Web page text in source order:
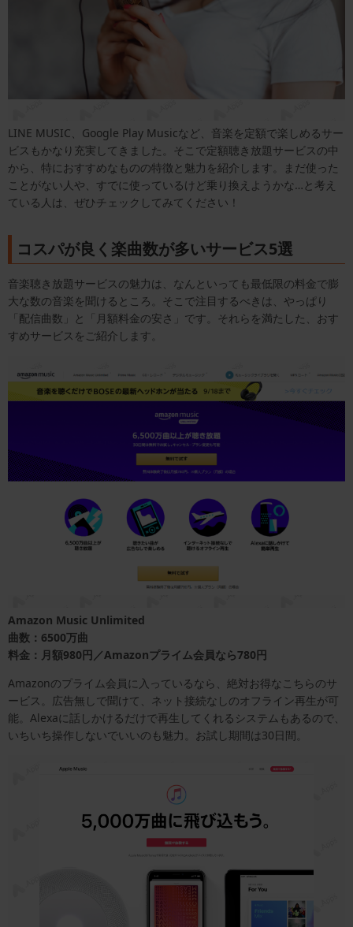
LINE MUSIC、Google Play Musicなど、音楽を定額で楽しめるサー
ビスもかなり充実してきました。そこで定額聴き放題サービスの中
から、特におすすめなものの特徴と魅力を紹介します。まだ使った
ことがない人や、すでに使っているけど乗り換えようかな…と考え
ている人は、ぜひチェックしてみてください！
コスパが良く楽曲数が多いサービス5選
音楽聴き放題サービスの魅力は、なんといっても最低限の料金で膨
大な数の音楽を聞けるところ。そこで注目するべきは、やっぱり
「配信曲数」と「月額料金の安さ」です。それらを満たした、おす
すめサービスをご紹介します。
Amazon Music Unlimited
曲数：6500万曲
料金：月額980円／Amazonプライム会員なら780円
Amazonのプライム会員に入っているなら、絶対お得なこちらのサ
ービス。広告無しで聞けて、ネット接続なしのオフライン再生が可
能。Alexaに話しかけるだけで再生してくれるシステムもあるので、
いちいち操作しないでいいのも魅力。お試し期間は30日間。